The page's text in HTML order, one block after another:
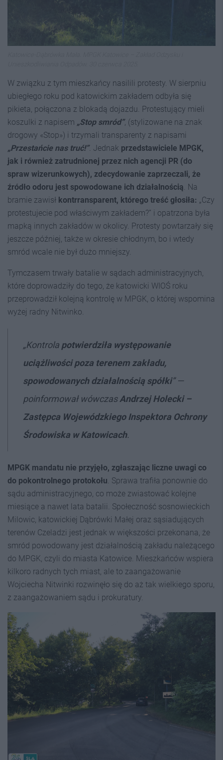
W związku z tym mieszkańcy nasilili protesty. W sierpniu
ubiegłego roku pod katowickim zakładem odbyła się
pikieta, połączona z blokadą dojazdu. Protestujący mieli
koszulki z napisem „Stop smród”, (stylizowane na znak
drogowy «Stop») i trzymali transparenty z napisami
„Przestańcie nas truć!”. Jednak przedstawiciele MPGK,
jak i również zatrudnionej przez nich agencji PR (do
spraw wizerunkowych), zdecydowanie zaprzeczali, że
źródło odoru jest spowodowane ich działalnością. Na
bramie zawisł kontrransparent, którego treść głosiła: „Czy
protestujecie pod właściwym zakładem?” i opatrzona była
mapką innych zakładów w okolicy. Protesty powtarzały się
jeszcze później, także w okresie chłodnym, bo i wtedy
smród wcale nie był dużo mniejszy.
Tymczasem trwały batalie w sądach administracyjnych,
które doprowadziły do tego, że katowicki WIOŚ roku
przeprowadził kolejną kontrolę w MPGK, o której wspomina
wyżej radny Nitwinko.
„Kontrola potwierdziła występowanie
uciążliwości poza terenem zakładu,
spowodowanych działalnością spółki” —
poinformował wówczasAndrzej Holecki –
Zastępca Wojewódzkiego Inspektora Ochrony
Środowiska w Katowicach.
MPGK mandatu nie przyjęło, zgłaszając liczne uwagi co
do pokontrolnego protokołu. Sprawa trafiła ponownie do
sądu administracyjnego, co może zwiastować kolejne
miesiące a nawet lata batalii. Społeczność sosnowieckich
Milowic, katowickiej Dąbrówki Małej oraz sąsiadujących
terenów Czeladzi jest jednak w większości przekonana, że
smród powodowany jest działalnością zakładu należącego
do MPGK, czyli do miasta Katowice. Mieszkańców wspiera
kilkoro radnych tych miast, ale to zaangażowanie
Wojciecha Nitwinki rozwinęło się do aż tak wielkiego sporu,
z zaangażowaniem sądu i prokuratury.